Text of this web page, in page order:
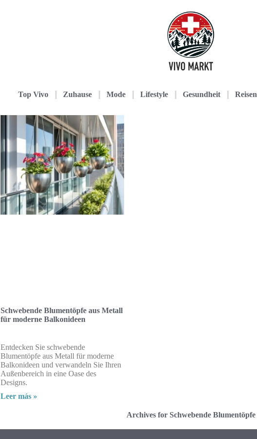
Top Vivo Zuhause Mode Lifestyle Gesundheit Reisen
Schwebende Blumentöpfe aus Metall
für moderne Balkonideen
Entdecken Sie schwebende
Blumentöpfe aus Metall für moderne
Balkonideen und verwandeln Sie Ihren
Außenbereich in eine Oase des
Designs.
Leer más »
Archives for Schwebende Blumentöpfe